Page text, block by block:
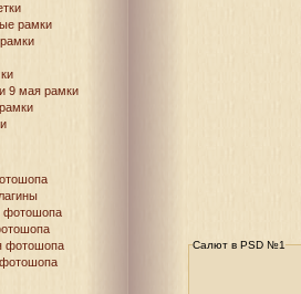
рамки
9 мая рамки
фотошопа
фотошопа
Салют в PSD №1